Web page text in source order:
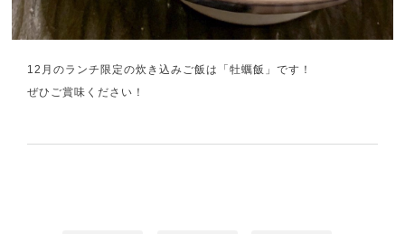
12月のランチ限定の炊き込みご飯は「牡蠣飯」です！
ぜひご賞味ください！